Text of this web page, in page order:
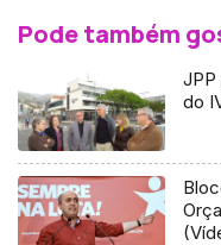
Pode também
do